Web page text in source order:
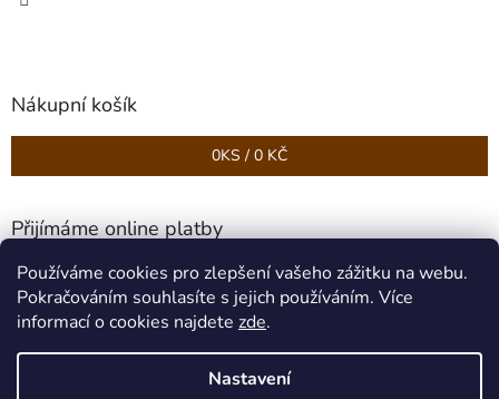
Používáme cookies pro zlepšení vašeho zážitku na webu.
Pokračováním souhlasíte s jejich používáním. Více
informací o cookies najdete zde.
Nastavení
Nákupní košík
0KS / 0 KČ
Přijímáme online platby
Vytvořil Shoptet